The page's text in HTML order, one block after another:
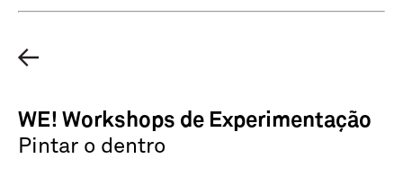
WE! Workshops de Experimentação
Pintar o dentro